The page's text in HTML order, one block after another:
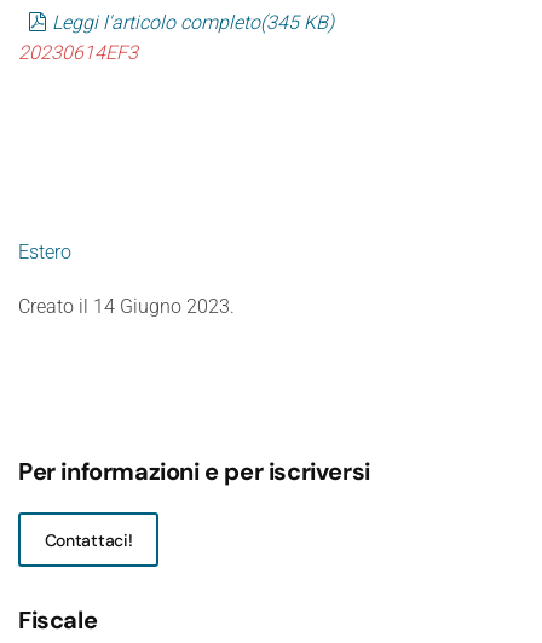
pdf
Leggi l'articolo completo(345 KB)
20230614EF3
Estero
Creato il 14 Giugno 2023.
Per informazioni e per iscriversi
Contattaci!
Fiscale